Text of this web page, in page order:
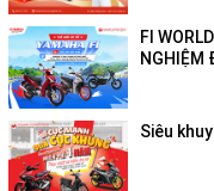
FI
NGHIỆM
Siêu